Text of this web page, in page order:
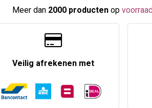
Meer dan 2000 producten op
Veilig afrekenen met